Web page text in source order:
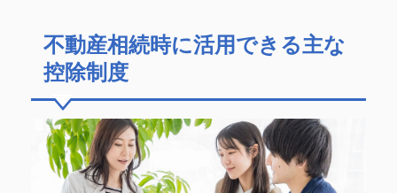
不動産相続時に活用できる主な
控除制度